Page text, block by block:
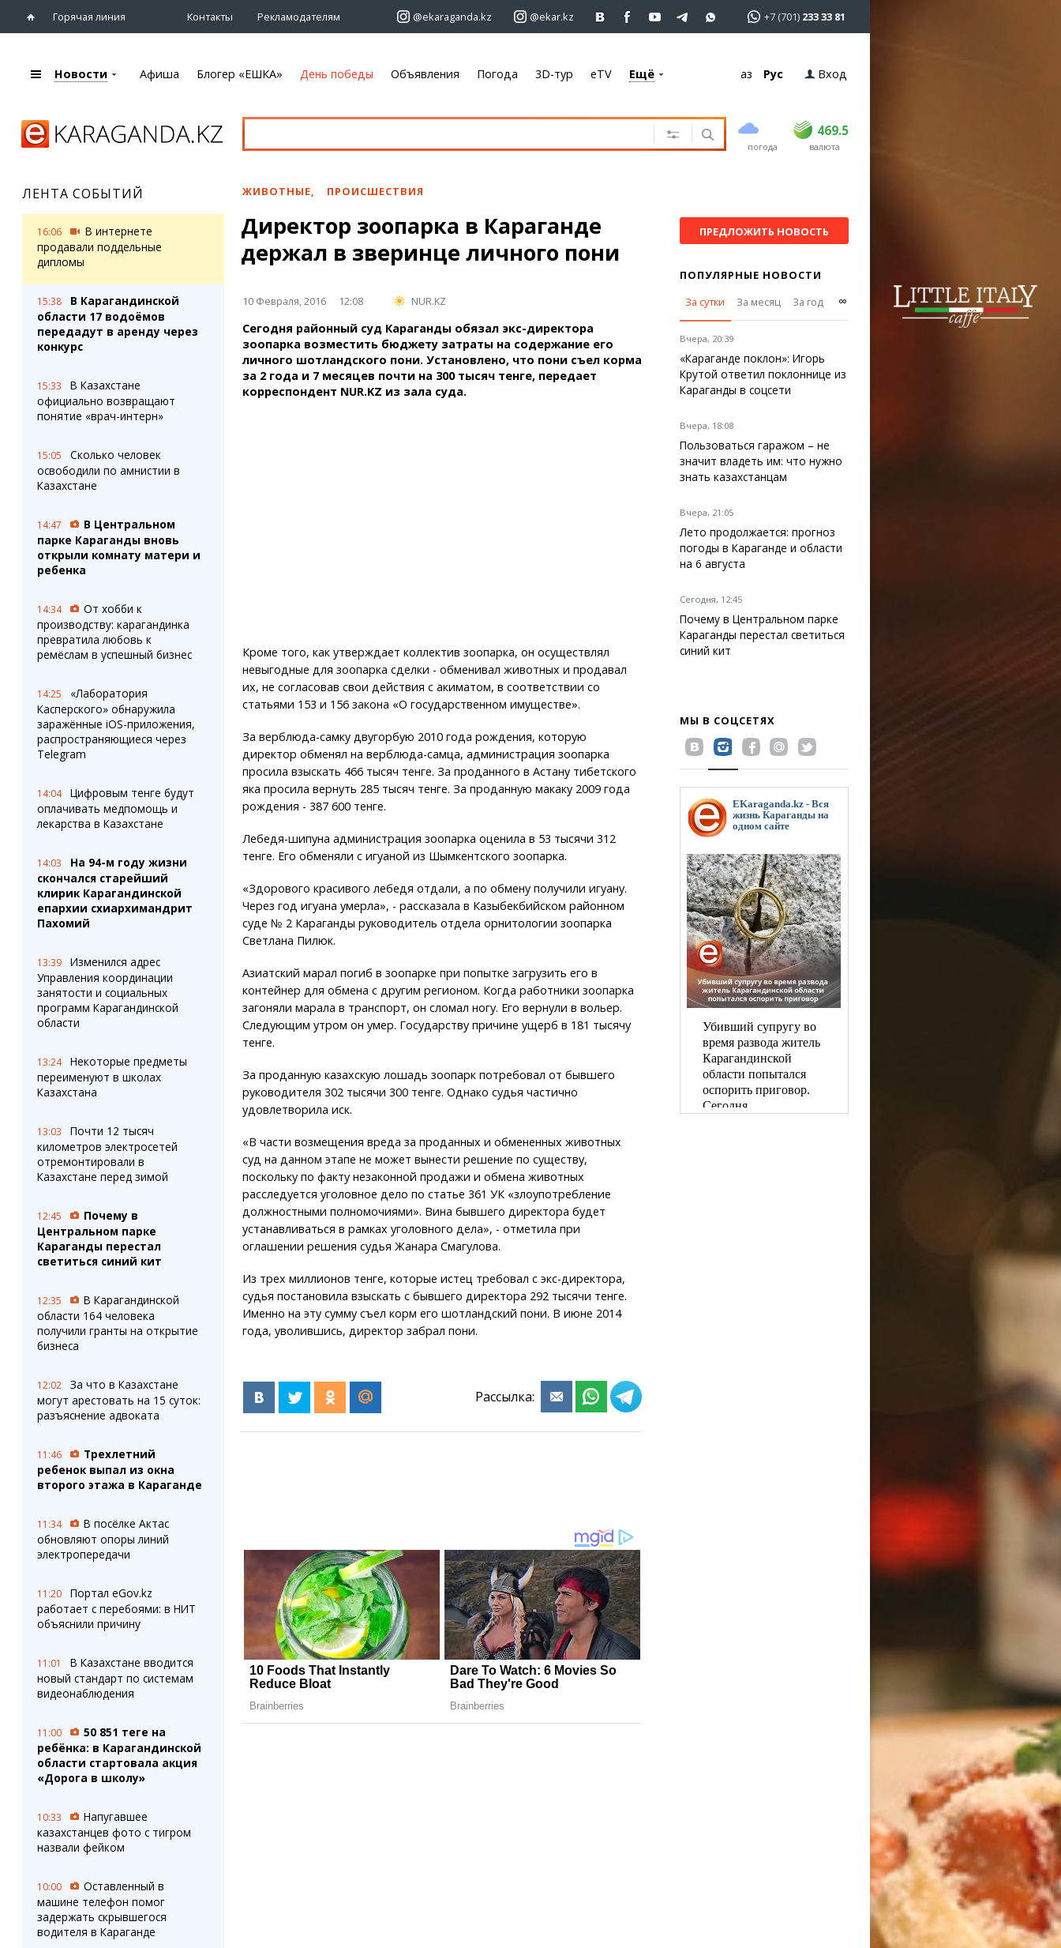
Горячая линия Контакты Рекламодателям @ekaraganda.kz @ekar.kz +7 (701) 233 33 81
Караганды
eTV
Рассылка новостей
Персоны
Афиша
Театры
Спорт
Выставки
Цирк и зоопарк
Объявления
Автомобили
Услуги
Электроника
Мебель
Блогер «ЕШКА»
Лента блогера
Штрихи
Коллаж недели
Ешкин гороскоп
Web-камеры
Пробки
Карта Караганды
Организации
Караганда
Темиртау
Балхаш
Жезказган
Медиа
Фото
3D-тур
Timelapse
Новости Афиша Блогер «ЕШКА» День победы Объявления Погода 3D-тур eTV Ещё Қаз Рус Вход
погода
469.5
USD 468.5 469.5
EUR валюта
ЛЕНТА СОБЫТИЙ
16:06
В интернете
продавали поддельные
дипломы
15:38
В Карагандинской
области 17 водоёмов
передадут в аренду через
конкурс
15:33
В Казахстане
официально возвращают
понятие «врач-интерн»
15:05
Сколько человек
освободили по амнистии в
Казахстане
14:47
В Центральном
парке Караганды вновь
открыли комнату матери и
ребенка
14:34
От хобби к
производству: карагандинка
превратила любовь к
ремёслам в успешный бизнес
14:25
«Лаборатория
Касперского» обнаружила
заражённые iOS-приложения,
распространяющиеся через
Telegram
14:04
Цифровым тенге будут
оплачивать медпомощь и
лекарства в Казахстане
14:03
На 94-м году жизни
скончался старейший
клирик Карагандинской
епархии схиархимандрит
Пахомий
13:39
Изменился адрес
Управления координации
занятости и социальных
программ Карагандинской
области
13:24
Некоторые предметы
переименуют в школах
Казахстана
13:03
Почти 12 тысяч
километров электросетей
отремонтировали в
Казахстане перед зимой
12:45
Почему в
Центральном парке
Караганды перестал
светиться синий кит
12:35
В Карагандинской
области 164 человека
получили гранты на открытие
бизнеса
12:02
За что в Казахстане
могут арестовать на 15 суток:
разъяснение адвоката
11:46
Трехлетний
ребенок выпал из окна
второго этажа в Караганде
11:34
В посёлке Актас
обновляют опоры линий
электропередачи
11:20
Портал eGov.kz
работает с перебоями: в НИТ
объяснили причину
11:01
В Казахстане вводится
новый стандарт по системам
видеонаблюдения
11:00
50 851 теңге на
ребёнка: в Карагандинской
области стартовала акция
«Дорога в школу»
10:33
Напугавшее
казахстанцев фото с тигром
назвали фейком
10:00
Оставленный в
машине телефон помог
задержать скрывшегося
водителя в Караганде
ЖИВОТНЫЕ, ПРОИСШЕСТВИЯ
Директор зоопарка в Караганде
держал в зверинце личного пони
10 Февраля, 2016 12:08 NUR.KZ
Сегодня районный суд Караганды обязал экс-директора
зоопарка возместить бюджету затраты на содержание его
личного шотландского пони. Установлено, что пони съел корма
за 2 года и 7 месяцев почти на 300 тысяч тенге, передает
корреспондент NUR.KZ из зала суда.
Кроме того, как утверждает коллектив зоопарка, он осуществлял
невыгодные для зоопарка сделки - обменивал животных и продавал
их, не согласовав свои действия с акиматом, в соответствии со
статьями 153 и 156 закона «О государственном имуществе».
За верблюда-самку двугорбую 2010 года рождения, которую
директор обменял на верблюда-самца, администрация зоопарка
просила взыскать 466 тысяч тенге. За проданного в Астану тибетского
яка просила вернуть 285 тысяч тенге. За проданную макаку 2009 года
рождения - 387 600 тенге.
Лебедя-шипуна администрация зоопарка оценила в 53 тысячи 312
тенге. Его обменяли с игуаной из Шымкентского зоопарка.
«Здорового красивого лебедя отдали, а по обмену получили игуану.
Через год игуана умерла», - рассказала в Казыбекбийском районном
суде № 2 Караганды руководитель отдела орнитологии зоопарка
Светлана Пилюк.
Азиатский марал погиб в зоопарке при попытке загрузить его в
контейнер для обмена с другим регионом. Когда работники зоопарка
загоняли марала в транспорт, он сломал ногу. Его вернули в вольер.
Следующим утром он умер. Государству причине ущерб в 181 тысячу
тенге.
За проданную казахскую лошадь зоопарк потребовал от бывшего
руководителя 302 тысячи 300 тенге. Однако судья частично
удовлетворила иск.
«В части возмещения вреда за проданных и обмененных животных
суд на данном этапе не может вынести решение по существу,
поскольку по факту незаконной продажи и обмена животных
расследуется уголовное дело по статье 361 УК «злоупотребление
должностными полномочиями». Вина бывшего директора будет
устанавливаться в рамках уголовного дела», - отметила при
оглашении решения судья Жанара Смагулова.
Из трех миллионов тенге, которые истец требовал с экс-директора,
судья постановила взыскать с бывшего директора 292 тысячи тенге.
Именно на эту сумму съел корм его шотландский пони. В июне 2014
года, уволившись, директор забрал пони.
Рассылка:
ПРЕДЛОЖИТЬ НОВОСТЬ
ПОПУЛЯРНЫЕ НОВОСТИ
За сутки
За месяц За год ∞
Вчера, 20:39
«Караганде поклон»: Игорь
Крутой ответил поклоннице из
Караганды в соцсети
Вчера, 18:08
Пользоваться гаражом – не
значит владеть им: что нужно
знать казахстанцам
Вчера, 21:05
Лето продолжается: прогноз
погоды в Караганде и области
на 6 августа
Сегодня, 12:45
Почему в Центральном парке
Караганды перестал светиться
синий кит
МЫ В СОЦСЕТЯХ
EKaraganda.kz - Вся
жизнь Караганды на
одном сайте